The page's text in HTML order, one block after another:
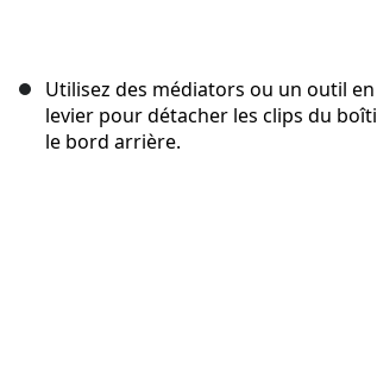
Utilisez des médiators ou un outil
levier pour détacher les clips du
le bord arrière.